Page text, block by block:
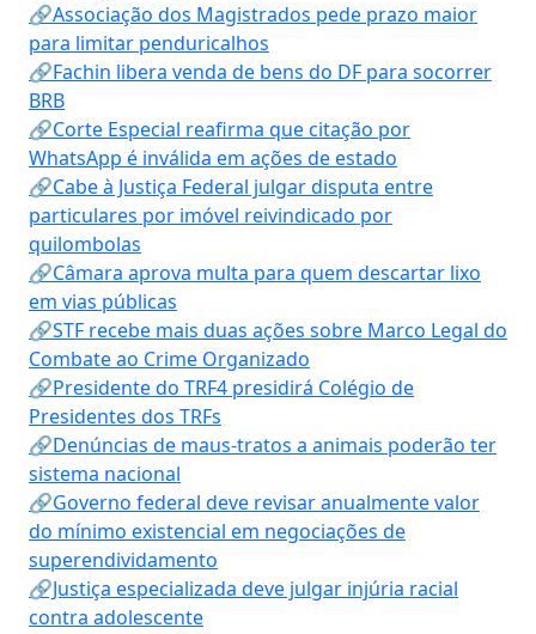
🔗Associação dos Magistrados pede prazo maior
para limitar penduricalhos
🔗Fachin libera venda de bens do DF para socorrer
BRB
🔗Corte Especial reafirma que citação por
WhatsApp é inválida em ações de estado
🔗Cabe à Justiça Federal julgar disputa entre
particulares por imóvel reivindicado por
quilombolas
🔗Câmara aprova multa para quem descartar lixo
em vias públicas
🔗STF recebe mais duas ações sobre Marco Legal do
Combate ao Crime Organizado
🔗Presidente do TRF4 presidirá Colégio de
Presidentes dos TRFs
🔗Denúncias de maus-tratos a animais poderão ter
sistema nacional
🔗Governo federal deve revisar anualmente valor
do mínimo existencial em negociações de
superendividamento
🔗Justiça especializada deve julgar injúria racial
contra adolescente